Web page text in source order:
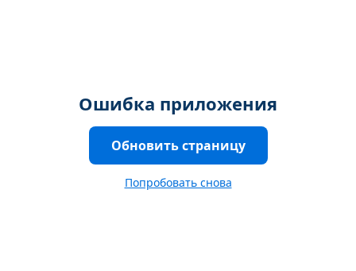
Ошибка приложения
Обновить страницу
Попробовать снова